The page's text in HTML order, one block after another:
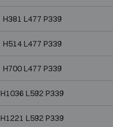
H381 L477 P339
H514 L477 P339
H700 L477 P339
H1036 L592 P339
H1221 L592 P339